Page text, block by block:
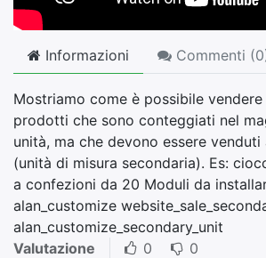
Informazioni Commenti (0
Mostriamo come è possibile
prodotti che sono conteggiati nel
unità, ma che devono essere
(unità di misura secondaria). Es:
a confezioni da 20 Moduli da
alan_customize
alan_customize_secondary_unit
Valutazione
0 0